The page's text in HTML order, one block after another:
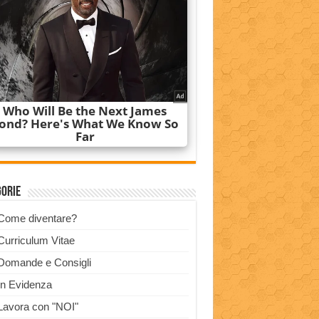
diventare?
Vitae
e Consigli
Evidenza
con "NOI"